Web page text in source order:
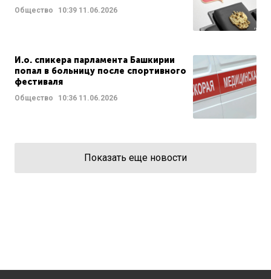
Общество 10:39 11.06.2026
И.о. спикера парламента Башкирии
попал в больницу после спортивного
фестиваля
Общество 10:36 11.06.2026
Показать еще новости